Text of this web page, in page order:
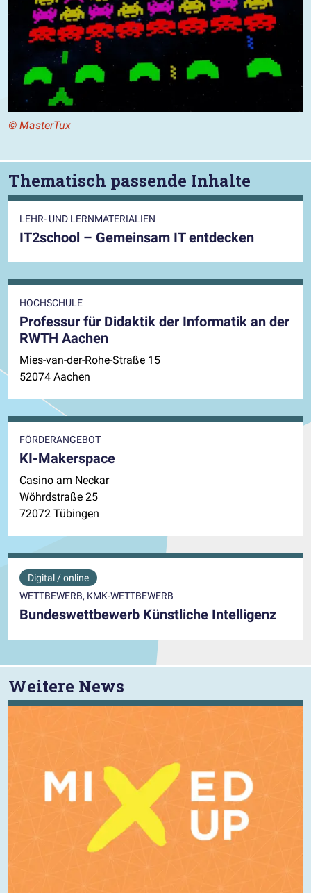
© MasterTux
Thematisch passende Inhalte
LEHR- UND LERNMATERIALIEN
IT2school – Gemeinsam IT entdecken
HOCHSCHULE
Professur für Didaktik der Informatik an der
RWTH Aachen
Mies-van-der-Rohe-Straße 15
52074 Aachen
FÖRDERANGEBOT
KI-Makerspace
Casino am Neckar
Wöhrdstraße 25
72072 Tübingen
Digital / online
WETTBEWERB, KMK-WETTBEWERB
Bundeswettbewerb Künstliche Intelligenz
Weitere News